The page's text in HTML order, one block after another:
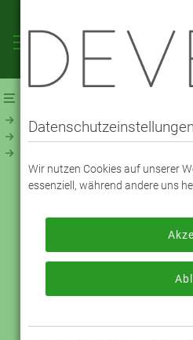
Futterstoff - Jacquard, Druck &
Jacquard Paisley Bi-Color (250)
VISKOSE JACQUARD
Zum
oder
Datenschutzeinstellungen
Wir nutzen Cookies auf unserer
essenziell, während andere uns